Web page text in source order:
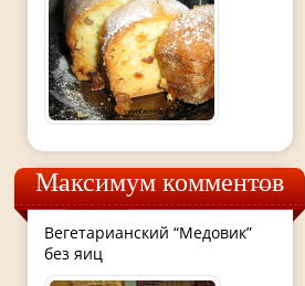
Максимум комментов
Вегетарианский “Медовик”
без яиц